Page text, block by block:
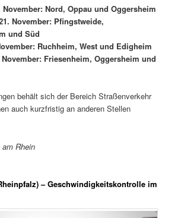
Nord, Oppau und Oggersheim
November: Pfingstweide,
und Süd
Ruchheim, West und Edigheim
Friesenheim, Oggersheim und
behält sich der Bereich Straßenverkehr
auch kurzfristig an anderen Stellen
Rhein
– Geschwindigkeitskontrolle im